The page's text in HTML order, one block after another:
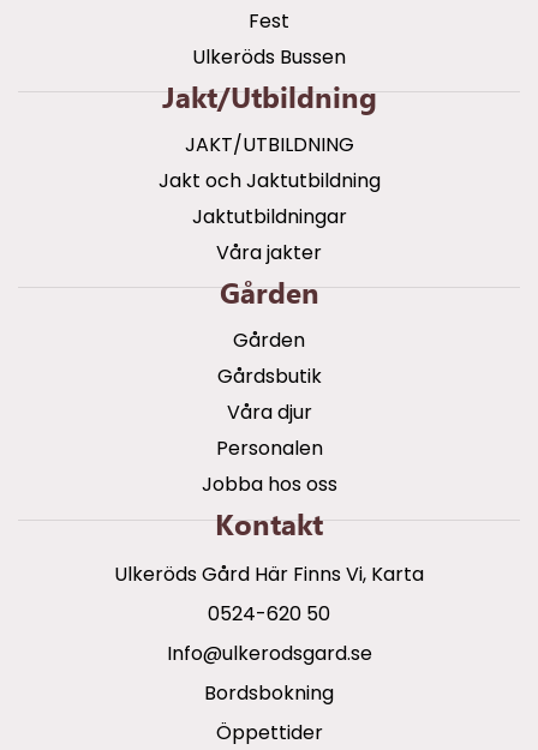
Fest
Ulkeröds Bussen
Jakt/utbildning
JAKT/UTBILDNING
Jakt och Jaktutbildning
Jaktutbildningar
Våra jakter
Gården
Gården
Gårdsbutik
Våra djur
Personalen
Jobba hos oss
Kontakt
Ulkeröds Gård Här Finns Vi, Karta
0524-620 50
info@ulkerodsgard.se
Bordsbokning
Öppettider